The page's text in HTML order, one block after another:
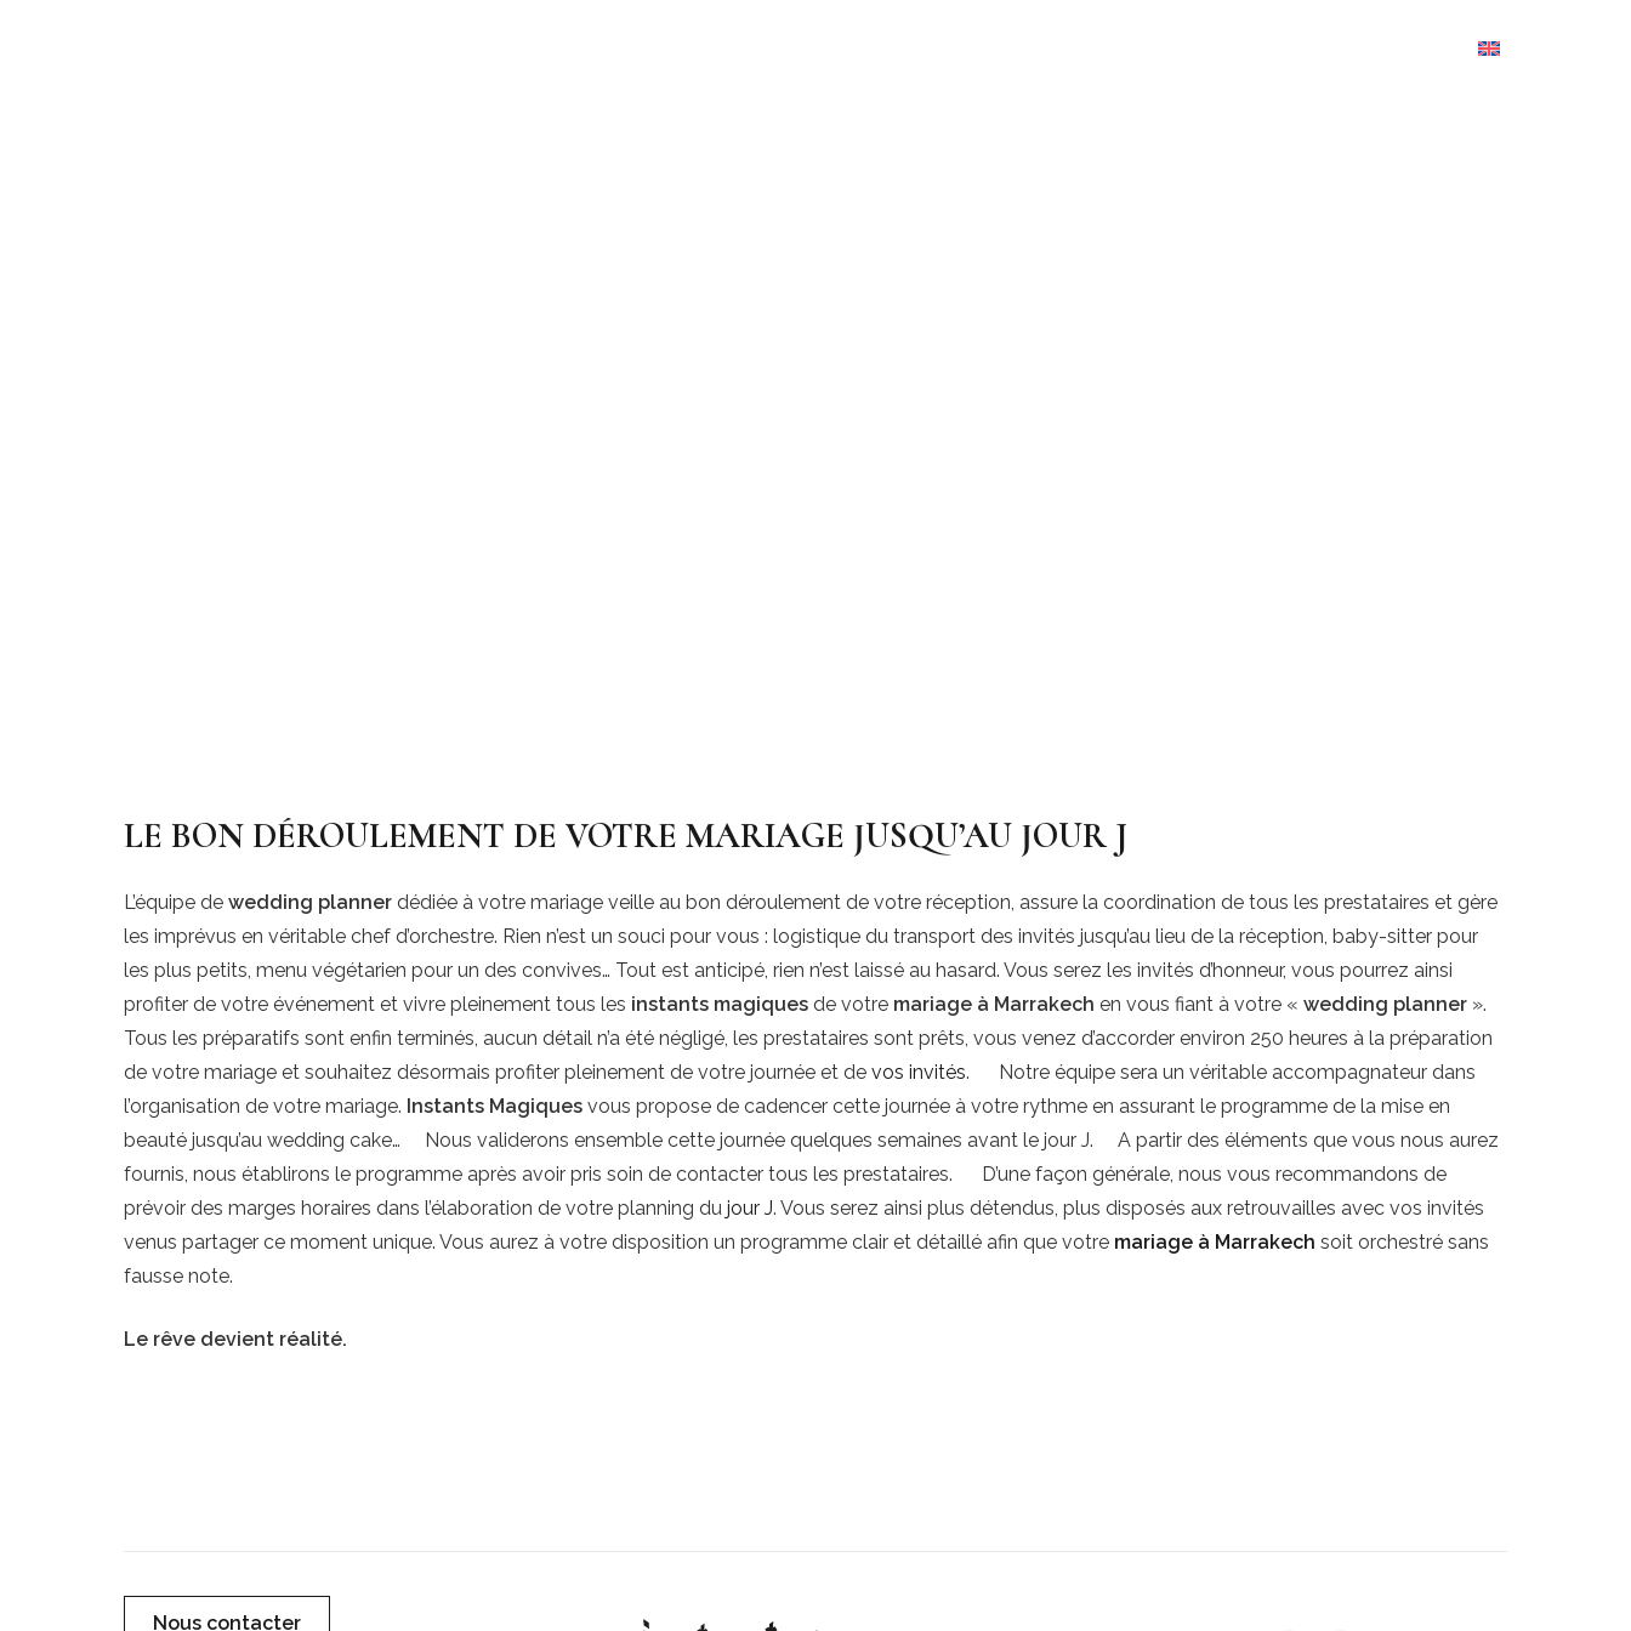
LE BON DÉROULEMENT DE VOTRE MARIAGE JUSQU’AU JOUR J
L’équipe de wedding planner dédiée à votre mariage veille au bon déroulement de votre réception, assure la coordination de tous les prestataires et gère
les imprévus en véritable chef d’orchestre. Rien n’est un souci pour vous : logistique du transport des invités jusqu’au lieu de la réception, baby-sitter pour
les plus petits, menu végétarien pour un des convives… Tout est anticipé, rien n’est laissé au hasard. Vous serez les invités d’honneur, vous pourrez ainsi
profiter de votre événement et vivre pleinement tous les instants magiques de votre mariage à Marrakech en vous fiant à votre « wedding planner ».
Tous les préparatifs sont enfin terminés, aucun détail n’a été négligé, les prestataires sont prêts, vous venez d’accorder environ 250 heures à la préparation
de votre mariage et souhaitez désormais profiter pleinement de votre journée et de vos invités. Notre équipe sera un véritable accompagnateur dans
l’organisation de votre mariage. Instants Magiques vous propose de cadencer cette journée à votre rythme en assurant le programme de la mise en
beauté jusqu’au wedding cake… Nous validerons ensemble cette journée quelques semaines avant le jour J. A partir des éléments que vous nous aurez
fournis, nous établirons le programme après avoir pris soin de contacter tous les prestataires. D’une façon générale, nous vous recommandons de
prévoir des marges horaires dans l’élaboration de votre planning du jour J. Vous serez ainsi plus détendus, plus disposés aux retrouvailles avec vos invités
venus partager ce moment unique. Vous aurez à votre disposition un programme clair et détaillé afin que votre mariage à Marrakech soit orchestré sans
fausse note.
Le rêve devient réalité.
Nous contacter